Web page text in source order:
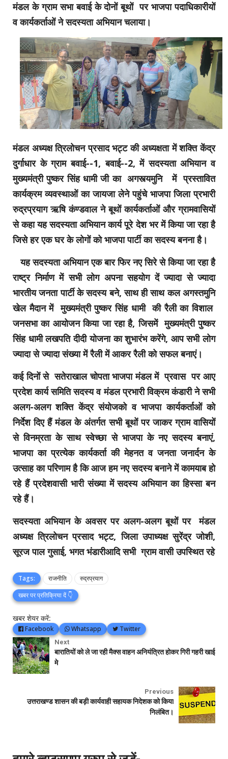
मंडल के ग्राम सभा बवाई के दोनों बूथों पर भाजपा पदाधिकारीयों
व कार्यकर्ताओं ने सदस्यता अभियान चलाया।
मंडल अध्यक्ष त्रिलोचन प्रसाद भट्ट की अध्यक्षता में शक्ति केंद्र
दुर्गाधार के ग्राम बवाई--1, बवाई--2, में सदस्यता अभियान व
मुख्यमंत्री पुष्कर सिंह धामी जी का अगस्त्यमुनि में प्रस्तावित
कार्यक्रम व्यवस्थाओं का जायजा लेने पहुंचे भाजपा जिला प्रभारी
रुद्रप्रयाग ऋषि कंण्डवाल ने बूथों कार्यकर्ताओं और ग्रामवासियों
से कहा यह सदस्यता अभियान कार्य पूरे देश भर में किया जा रहा है
जिसे हर एक घर के लोगों को भाजपा पार्टी का सदस्य बनना है।
यह सदस्यता अभियान एक बार फिर नए सिरे से किया जा रहा है
राष्ट्र निर्माण में सभी लोग अपना सहयोग दें ज्यादा से ज्यादा
भारतीय जनता पार्टी के सदस्य बने, साथ ही साथ कल अगस्तमुनि
खेल मैदान में मुख्यमंत्री पुष्कर सिंह धामी की रैली का विशाल
जनसभा का आयोजन किया जा रहा है, जिसमें मुख्यमंत्री पुष्कर
सिंह धामी लखपति दीदी योजना का शुभारंभ करेंगे, आप सभी लोग
ज्यादा से ज्यादा संख्या में रैली में आकर रैली को सफल बनाएं।
कई दिनों से सतेराखाल चोपता भाजपा मंडल में प्रवास पर आए
प्रदेश कार्य समिति सदस्य व मंडल प्रभारी विक्रम कंडारी ने सभी
अलग-अलग शक्ति केंद्र संयोजको व भाजपा कार्यकर्ताओं को
निर्देश दिए हैं मंडल के अंतर्गत सभी बूथों पर जाकर ग्राम वासियों
से विनम्रता के साथ स्वेच्छा से भाजपा के नए सदस्य बनाएं,
भाजपा का प्रत्येक कार्यकर्ता की मेहनत व जनता जनार्दन के
उत्साह का परिणाम है कि आज हम नए सदस्य बनाने में कामयाब हो
रहे हैं प्रदेशवासी भारी संख्या में सदस्य अभियान का हिस्सा बन
रहे हैं।
सदस्यता अभियान के अवसर पर अलग-अलग बूथों पर मंडल
अध्यक्ष त्रिलोचन प्रसाद भट्ट, जिला उपाध्यक्ष सुरेंद्र जोशी,
सूरज पाल गुसाई, भगत भंडारीआदि सभी ग्राम वासी उपस्थित रहे
Tags: राजनीति
रुद्रप्रयाग
खबर पर प्रतिक्रिया दें 👇
खबर शेयर करें:
Facebook Whatsapp Twitter
Next
बारातियों को ले जा रही मैक्स वाहन अनियंत्रित होकर गिरी गहरी खाई
मे
Previous
उत्तराखण्ड शासन की बड़ी कार्यवाही सहायक निदेशक को किया
निलंबित।